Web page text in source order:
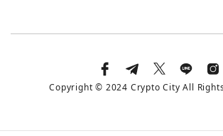
Copyright © 2024 Crypto City All